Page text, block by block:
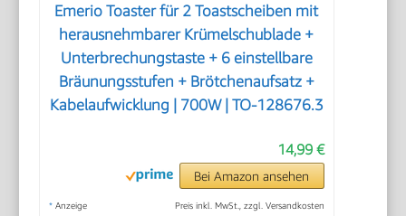
Emerio Toaster für 2 Toastscheiben mit
herausnehmbarer Krümelschublade +
Unterbrechungstaste + 6 einstellbare
Bräunungsstufen + Brötchenaufsatz +
Kabelaufwicklung | 700W | TO-128676.3
14,99 €
Bei Amazon ansehen
* Anzeige Preis inkl. MwSt., zzgl. Versandkosten